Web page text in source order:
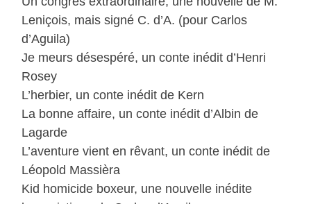
Leniçois, mais signé C. d’A. (pour Carlos
d’Aguila)
Je meurs désespéré, un conte inédit d’Henri
Rosey
L’herbier, un conte inédit de Kern
La bonne affaire, un conte inédit d’Albin de
Lagarde
L’aventure vient en rêvant, un conte inédit de
Léopold Massièra
Kid homicide boxeur, une nouvelle inédite